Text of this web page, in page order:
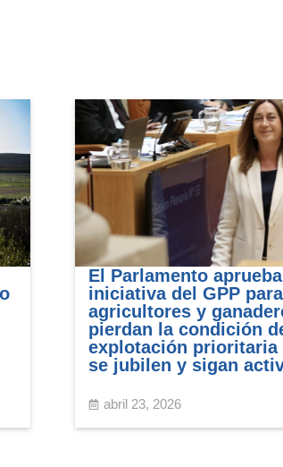
El Parlamento
iniciativa del GPP
agricultores y
pierdan la condición
explotación prioritaria
se jubilen y sigan
abril 23, 2026